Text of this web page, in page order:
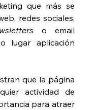
que más se
redes sociales,
o email
lugar aplicación
que la página
actividad de
para atraer